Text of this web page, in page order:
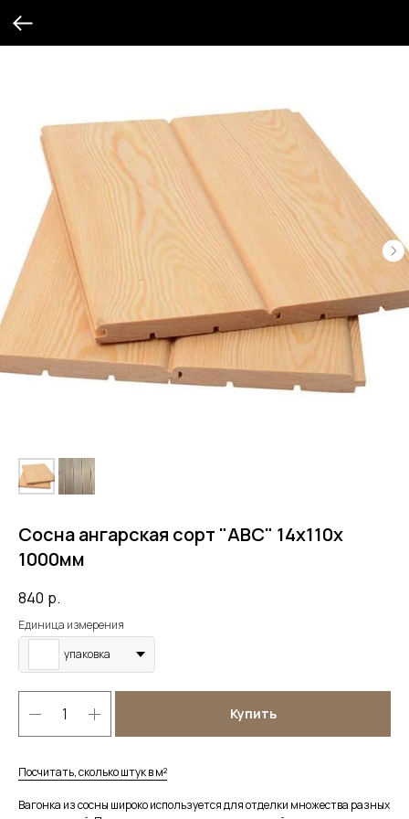
Сосна ангарская сорт "АВС" 14х110х
1000мм
840 р.
Единица измерения
упаковка
Купить
Посчитать, сколько штук в м²
Вагонка из сосны широко используется для отделки множества разных